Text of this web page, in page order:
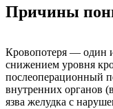
Причины
Кровопотеря — один
снижением уровня
послеоперационный
внутренних органов
язва желудка с